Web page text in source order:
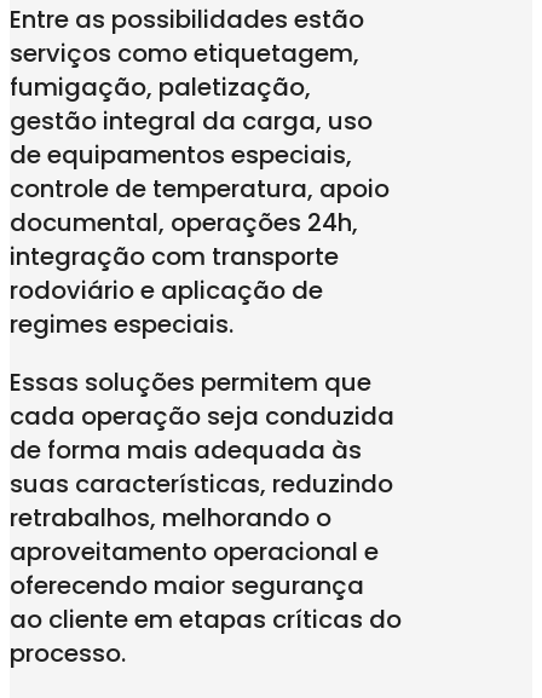
Entre as possibilidades estão
serviços como etiquetagem,
fumigação, paletização,
gestão integral da carga, uso
de equipamentos especiais,
controle de temperatura, apoio
documental, operações 24h,
integração com transporte
rodoviário e aplicação de
regimes especiais.
Essas soluções permitem que
cada operação seja conduzida
de forma mais adequada às
suas características, reduzindo
retrabalhos, melhorando o
aproveitamento operacional e
oferecendo maior segurança
ao cliente em etapas críticas do
processo.